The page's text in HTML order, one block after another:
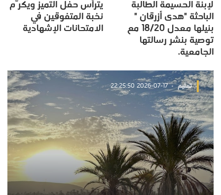
لإبنة الحسيمة الطالبة
الباحثة "هدى أزرقان "
بنيلها معدل 18/20 مع
توصية بنشر رسالتها
الجامعية.
يترأس حفل التميز ويكرّم
نخبة المتفوقين في
الامتحانات الإشهادية
تعليم 2026-07-17 22:25:50